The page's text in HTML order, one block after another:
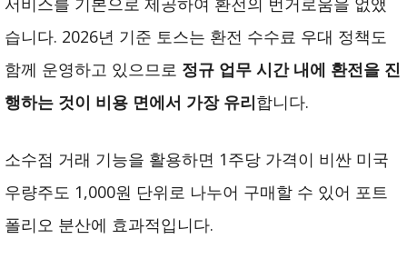
습니다. 2026년 기준 토스는 환전 수수료 우대 정책도
함께 운영하고 있으므로 정규 업무 시간 내에 환전을 진
행하는 것이 비용 면에서 가장 유리합니다.
소수점 거래 기능을 활용하면 1주당 가격이 비싼 미국
우량주도 1,000원 단위로 나누어 구매할 수 있어 포트
폴리오 분산에 효과적입니다.